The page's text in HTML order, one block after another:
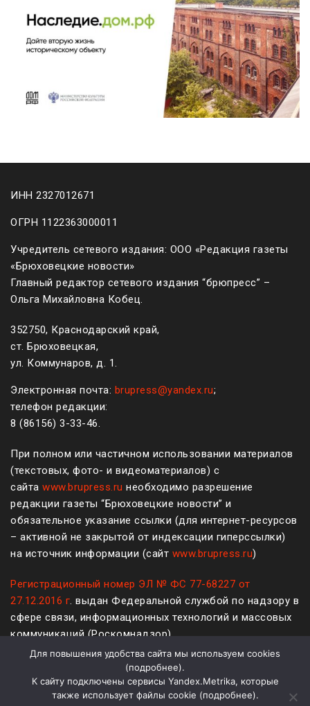
ИНН 2327012671
ОГРН 1122363000011
Учредитель сетевого издания: ООО «Редакция газеты
«Брюховецкие новости»
Главный редактор сетевого издания “брюпресс” –
Ольга Михайловна Кобец.
352750, Краснодарский край,
ст. Брюховецкая,
ул. Коммунаров, д. 1.
Электронная почта: brupress@yandex.ru;
телефон редакции:
8 (861 56) 3-33-46.
При полном или частичном использовании материалов
(текстовых, фото- и видеоматериалов) с
сайта www.brupress.ru необходимо разрешение
редакции газеты “Брюховецкие новости” и
обязательное указание ссылки (для интернет-ресурсов
– активной не закрытой от индексации гиперссылки)
на источник информации (сайт www.brupress.ru)
Регистрационный номер ЭЛ № ФС 77-68227 от
27.12.2016 г. выдан Федеральной службой по надзору в
сфере связи, информационных технологий и массовых
коммуникаций (Роскомнадзор)
Политика конфиденциальности и защиты информации
Для повышения удобства сайта мы используем cookies
(подробнее).
К сайту подключены сервисы Yandex.Metrika, которые
также использует файлы cookie (подробнее).